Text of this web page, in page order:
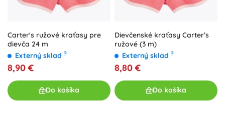
Carter's ružové kraťasy pre
dievča 24 m
Externý sklad ?
8,90 €
Do košíka
Dievčenské kraťasy Carter’s
ružové (3 m)
Externý sklad ?
8,80 €
Do košíka